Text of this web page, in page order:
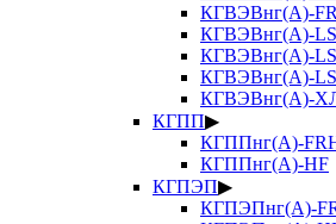
КГВЭВнг(А)-
КГВЭВнг(А)-LS
КГВЭВнг(А)-
КГВЭВнг(А)-
КГВЭВнг(А)-
КГПП▶
КГППнг(А)-
КГППнг(А)-HF
КГПЭП▶
КГПЭПнг(А)-